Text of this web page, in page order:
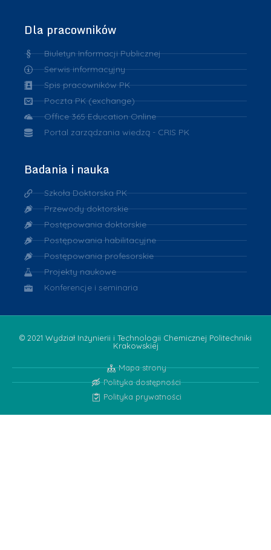
Dla pracowników
Biuletyn Informacji Publicznej
Serwis informacyjny
Spis pracowników PK
Poczta PK (exchange)
Office 365 Education Online
Portal zarządzania wiedzą - CRIS PK
Badania i nauka
Szkoła Doktorska PK
Przewody doktorskie
Postępowania doktorskie
Postępowania habilitacyjne
Postępowania profesorskie
Projekty naukowe
Konferencje i seminaria
© 2021 Wydział Inżynierii i Technologii Chemicznej Politechniki
Krakowskiej
Mapa strony
Polityka dostępności
Polityka prywatności